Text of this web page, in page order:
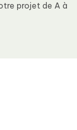
projet de A à